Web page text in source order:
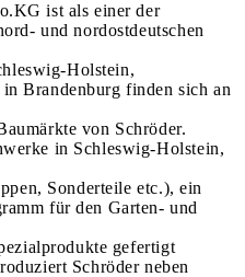
ist als einer der
und nordostdeutschen
Holstein,
Brandenburg finden sich an
von Schröder.
in Schleswig-Holstein,
Sonderteile etc.), ein
für den Garten- und
gefertigt
Schröder neben